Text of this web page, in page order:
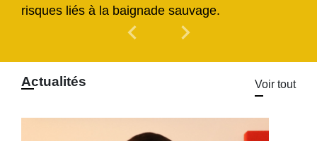
risques liés à la baignade sauvage.
chevron_left Previous
chevron_right
Actualités Voir tout